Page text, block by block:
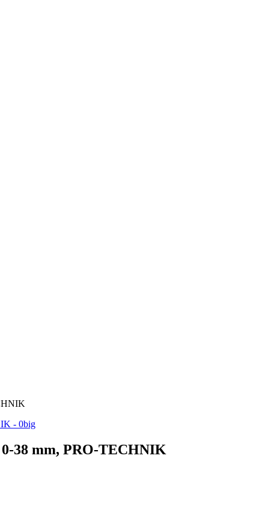
38 mm, PRO-TECHNIK